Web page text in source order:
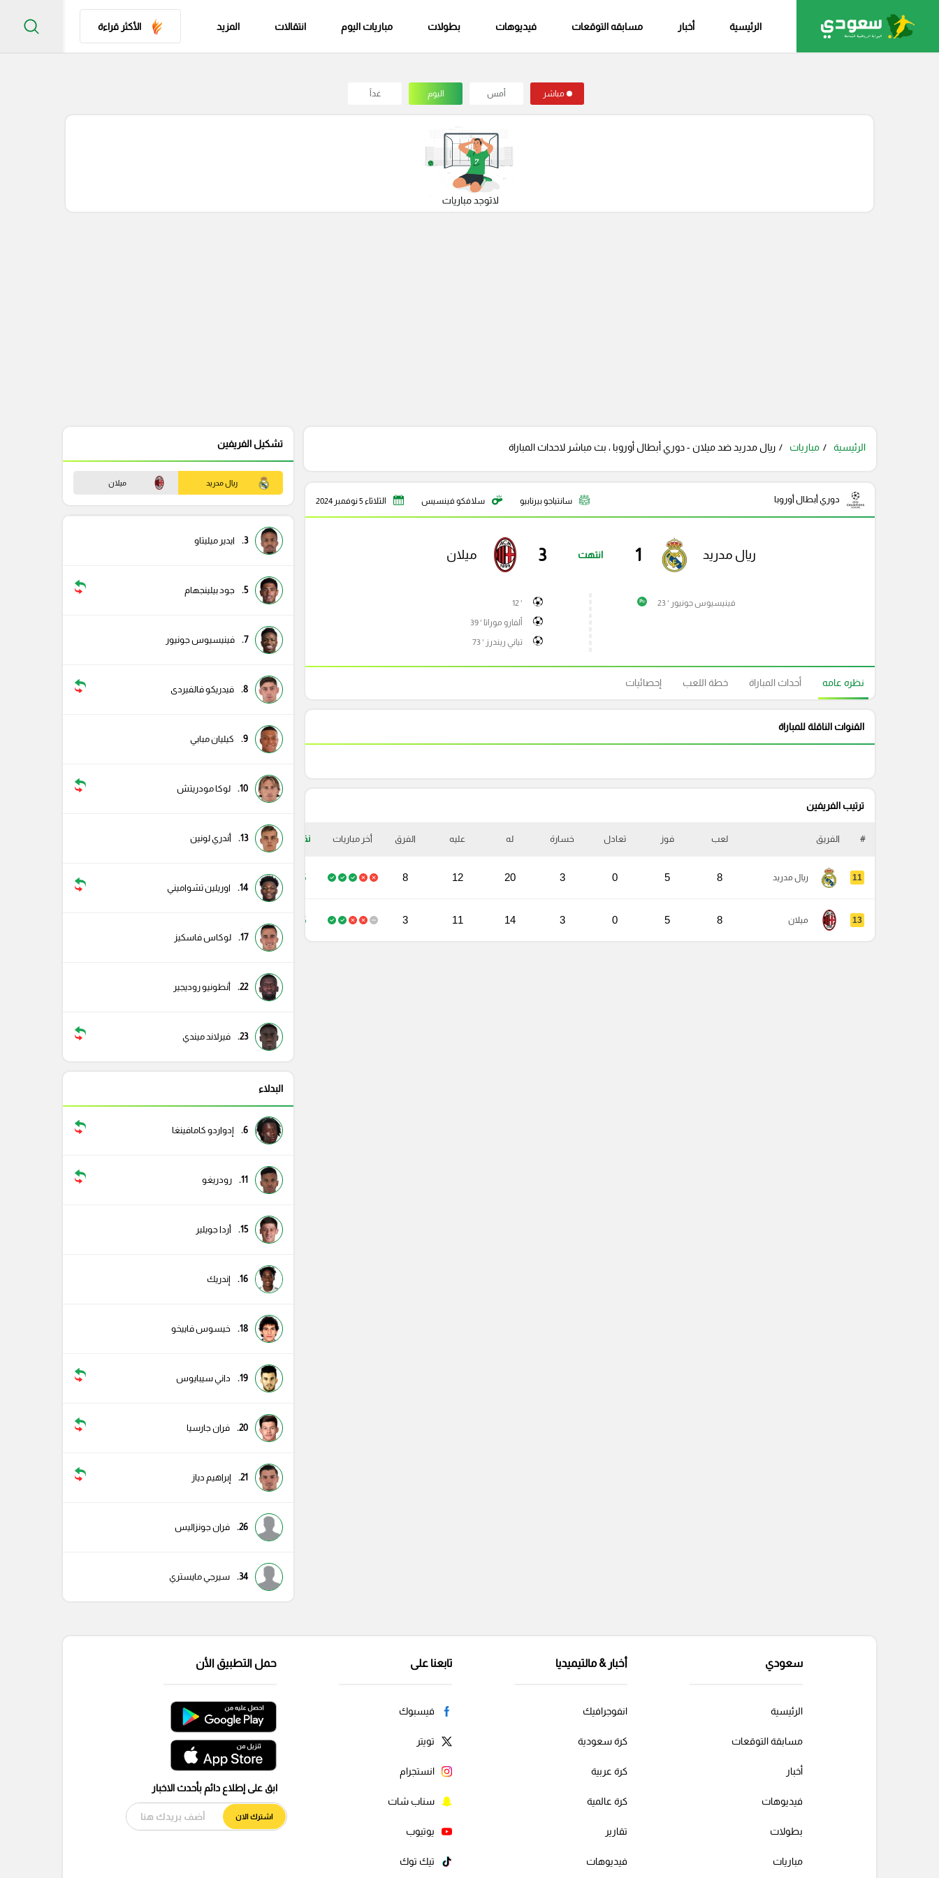
الرئيسية أخبار مسابقه التوقعات فيديوهات بطولات مباريات اليوم انتقالات المزيد الأكثر قراءة
مباشر أمس اليوم غداً
الرئيسية مباريات ريال مدريد ضد ميلان - دوري أبطال أوروبا ، بث مباشر لاحداث المباراة
دوري أبطال أوروبا سانتياجو بيرنابيو سلافكو فينسيس الثلاثاء 5 نوفمبر 2024
ريال مدريد 1 انتهت 3 ميلان
P فينيسيوس جونيور ' 23
' 12
ألفارو موراتا ' 39
تياني ريندرز ' 73
نظره عامه أحداث المباراة خطة اللعب إحصائيات
القنوات الناقلة للمباراة
ترتيب الفريفين
# الفريق لعب فوز تعادل خسارة له عليه الفرق أخر مباريات نقاط
11 ريال مدريد 8
5
0
3
20
12
8
15
13 ميلان 8
5
0
3
14
11
3
15
تشكيل الفريفين
ريال مدريد ميلان
3. ايدير ميليتاو
5. جود بيلينجهام
7. فينيسيوس جونيور
8. فيدريكو فالفيردى
9. كيليان مبابي
10. لوكا مودريتش
13. أندري لونين
14. اوريلين تشواميني
17. لوكاس فاسكيز
22. أنطونيو روديجير
23. فيرلاند ميندي
البدلاء
6. إدواردو كامافينغا
11. رودريغو
15. أردا جويلير
16. إندريك
18. خيسوس فاييخو
19. داني سيبايوس
20. فران جارسيا
21. إبراهيم دياز
26. فران جونزاليس
34. سيرجي مايستري
سعودي
الرئيسية
مسابقة التوقعات
أخبار
فيديوهات
بطولات
مباريات
أخبار & مالتيميديا
انفوجرافيك
كرة سعودية
كرة عربية
كرة عالمية
تقارير
فيديوهات
تابعنا على
فيسبوك
تويتر
انستجرام
سناب شات
يوتيوب
تيك توك
حمل التطبيق الأن
ابق على إطلاع دائم بأحدث الاخبار
اشترك الان